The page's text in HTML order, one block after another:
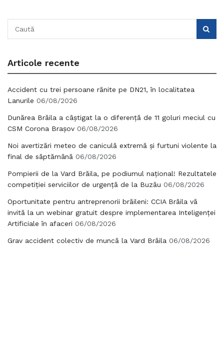
Articole recente
Accident cu trei persoane rănite pe DN21, în localitatea
Lanurile 06/08/2026
Dunărea Brăila a câștigat la o diferență de 11 goluri meciul cu
CSM Corona Brașov 06/08/2026
Noi avertizări meteo de caniculă extremă și furtuni violente la
final de săptămână 06/08/2026
Pompierii de la Vard Brăila, pe podiumul național! Rezultatele
competiției serviciilor de urgență de la Buzău 06/08/2026
Oportunitate pentru antreprenorii brăileni: CCIA Brăila vă
invită la un webinar gratuit despre implementarea Inteligenței
Artificiale în afaceri 06/08/2026
Grav accident colectiv de muncă la Vard Brăila 06/08/2026